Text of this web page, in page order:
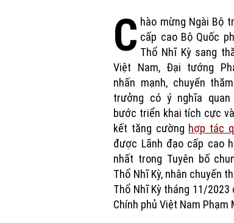
C hào mừng Ngài Bộ
cấp cao Bộ Quốc
Thổ Nhĩ Kỳ sang
Việt Nam, Đại tướng
nhấn mạnh, chuyến
trưởng có ý nghĩa
bước triển khai tích cực
kết tăng cường hợp tác
được Lãnh đạo cấp cao
nhất trong Tuyên bố
Thổ Nhĩ Kỳ, nhân chuyến
Thổ Nhĩ Kỳ tháng 11/2023
Chính phủ Việt Nam Phạm